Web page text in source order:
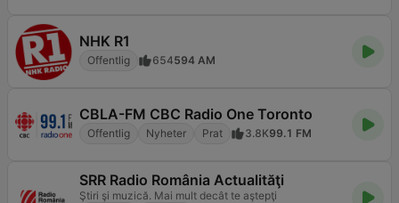
NHK R1
Offentlig 654594 AM
CBLA-FM CBC Radio One Toronto
Offentlig Nyheter Prat 3.8K99.1 FM
SRR Radio România Actualităţi
Ştiri şi muzică. Mai mult decât te aştepţi